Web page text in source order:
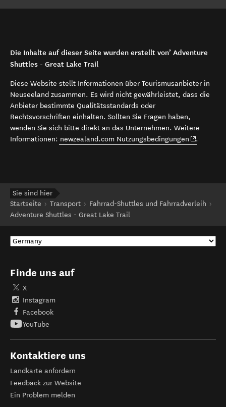
Die Inhalte auf dieser Seite wurden erstellt von’ Adventure
Shuttles - Great Lake Trail
Diese Website stellt Informationen über Tourismusanbieter in
Neuseeland zusammen. Es wird nicht gewährleistet, dass die
Anbieter bestimmte Qualitätsstandards oder
Rechtsvorschriften einhalten. Sollten Sie Fragen haben,
wenden Sie sich bitte direkt an das Unternehmen. Weitere
Informationen: newzealand.com Nutzungsbedingungen (opens in
.
Sie sind hier
Startseite
Transport
Fahrrad-Shuttles und Fahrradverleih
Adventure Shuttles - Great Lake Trail
Finde uns auf
X
Instagram
Facebook
YouTube
Kontaktiere uns
Landkarte anfordern
Feedback zur Website
Ein Problem melden